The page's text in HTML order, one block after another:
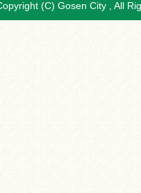
(C) Gosen City , All